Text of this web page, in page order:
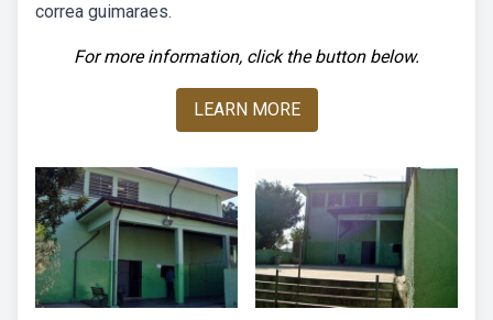
correa guimaraes.
For more information, click the button below.
LEARN MORE